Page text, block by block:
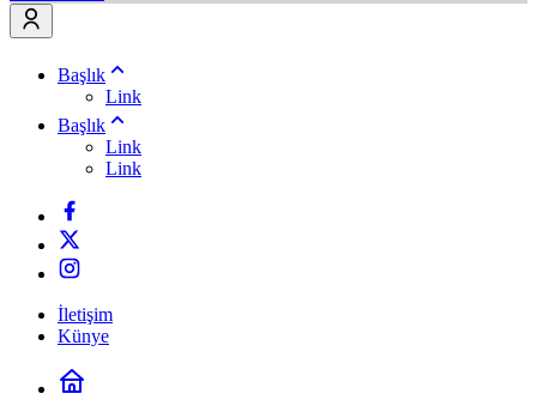
Başlık
Link
Başlık
Link
Link
İletişim
Künye